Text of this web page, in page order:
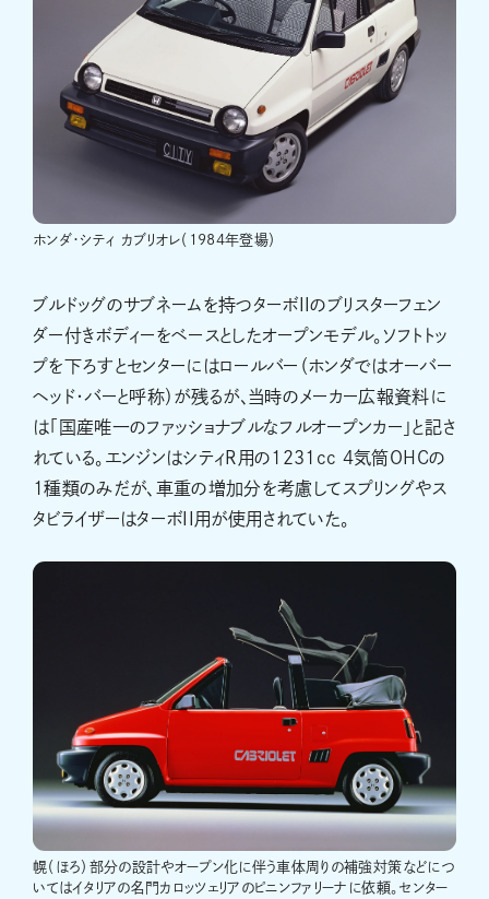
ホンダ・シティ カブリオレ（1984年登場）
ブルドッグのサブネームを持つターボIIのブリスターフェン
ダー付きボディーをベースとしたオープンモデル。ソフトトッ
プを下ろすとセンターにはロールバー（ホンダではオーバー
ヘッド・バーと呼称）が残るが、当時のメーカー広報資料に
は「国産唯一のファッショナブルなフルオープンカー」と記さ
れている。エンジンはシティR用の1231cc ４気筒OHCの
1種類のみだが、車重の増加分を考慮してスプリングやス
タビライザーはターボII用が使用されていた。
幌（ほろ）部分の設計やオープン化に伴う車体周りの補強対策などにつ
いてはイタリアの名門カロッツェリアのピニンファリーナに依頼。センター